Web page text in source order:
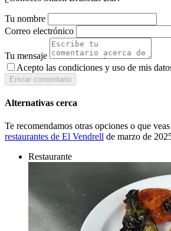
Tu nombre
Correo electrónico
Tu mensaje
Acepto las condiciones y uso de mis
Enviar comentario
Alternativas cerca
Te recomendamos otras opciones o que
restaurantes de El Vendrell de marzo de
Restaurante